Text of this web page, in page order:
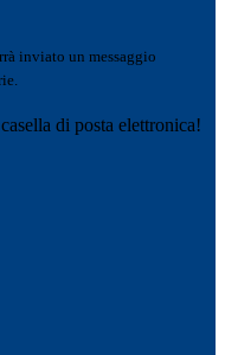
inviato un messaggio
di posta elettronica!